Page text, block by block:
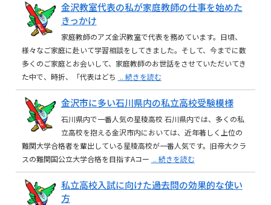
金沢教室代表の私が家庭教師の仕事を始めた
きっかけ
家庭教師のアズ金沢教室で代表を務めています。日頃、
様々なご家庭に赴いて学習相談をしてきました。そして、今までに数
多くのご家庭とお会いして、家庭教師のお世話をさせていただいてき
た中で、時折、「代表はどち .. 続きを読む
金沢市に多い石川県内の私立高校受験模様
石川県内で一番人気の星稜高校 石川県内では、多くの私
立高校を抱える金沢市内においては、近年著しく上位の
難関大学合格者を輩出している星稜高校が一番人気です。旧帝大クラ
スの難関国公立大学合格を目指すAコー .. 続きを読む
私立高校入試に向けた過去問の効果的な使い
方